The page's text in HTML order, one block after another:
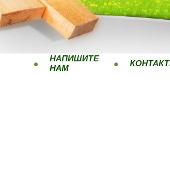
НАПИШИТЕ
НАМ